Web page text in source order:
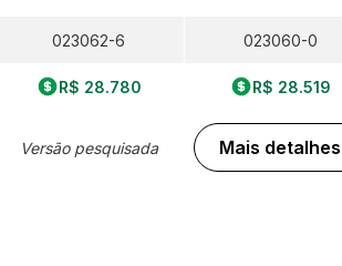
023062-6
R$ 28.780
Versão pesquisada
023060-0
R$ 28.519
Mais detalhes